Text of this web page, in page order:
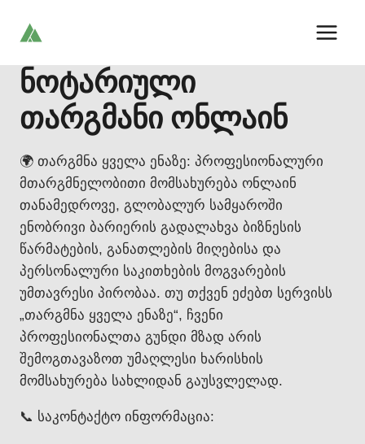
ნოტარიული
თარგმანი ონლაინ
🌍 თარგმნა ყველა ენაზე: პროფესიონალური
მთარგმნელობითი მომსახურება ონლაინ
თანამედროვე, გლობალურ სამყაროში
ენობრივი ბარიერის გადალახვა ბიზნესის
წარმატების, განათლების მიღებისა და
პერსონალური საკითხების მოგვარების
უმთავრესი პირობაა. თუ თქვენ ეძებთ სერვისს
„თარგმნა ყველა ენაზე“, ჩვენი
პროფესიონალთა გუნდი მზად არის
შემოგთავაზოთ უმაღლესი ხარისხის
მომსახურება სახლიდან გაუსვლელად.
📞 საკონტაქტო ინფორმაცია: